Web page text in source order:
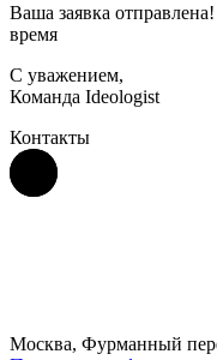
Ваша заявка
время
С уважением,
Команда Ideologist
Контакты
Москва, Фурманный